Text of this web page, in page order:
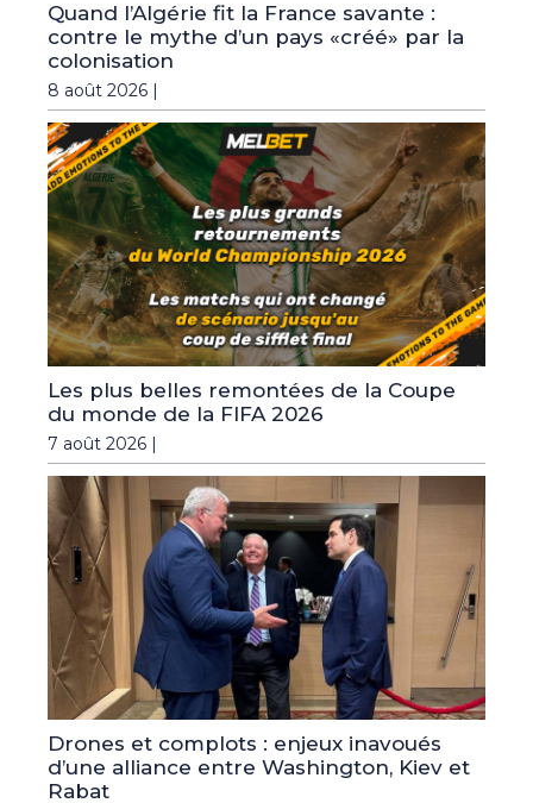
Quand l’Algérie fit la France savante :
contre le mythe d’un pays «créé» par la
colonisation
8 août 2026 |
Les plus belles remontées de la Coupe
du monde de la FIFA 2026
7 août 2026 |
Drones et complots : enjeux inavoués
d’une alliance entre Washington, Kiev et
Rabat